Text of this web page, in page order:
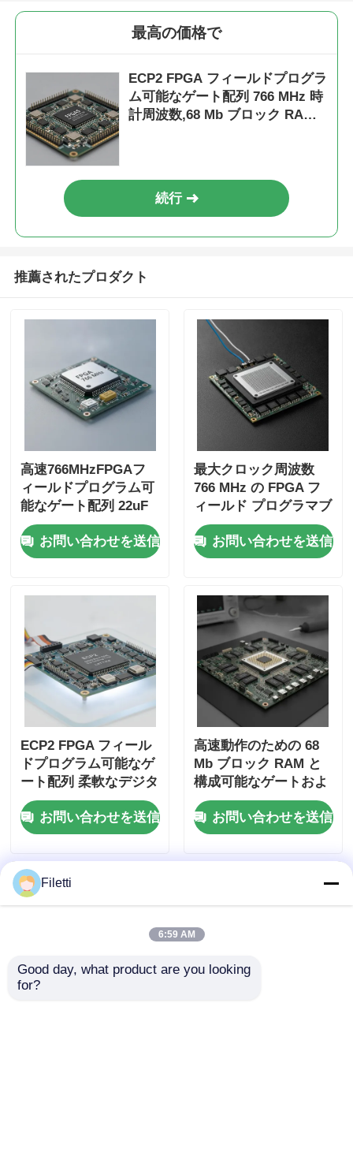
最高の価格で
ECP2 FPGA フィールドプログラ
ム可能なゲート配列 766 MHz 時
計周波数,68 Mb ブロック RAM,
続行
推薦されたプロダクト
高速766MHzFPGAフ
ィールドプログラム可
能なゲート配列 22uF
タンタル凝縮体と6マ
イクロ秒の安定時間
お問い合わせを送信
最大クロック周波数
766 MHz の FPGA フ
ィールド プログラマブ
ル ゲート アレイ、229
K ビット分散 RAM、
および 2 線式 I2C イン
お問い合わせを送信
ECP2 FPGA フィール
ドプログラム可能なゲ
ート配列 柔軟なデジタ
ルシステムのための最
大 68 Mb のブロック
RAM と 6 Us の設定時
お問い合わせを送信
高速動作のための 68
Mb ブロック RAM と
構成可能なゲートおよ
びインバータを備えた
FPGA フィールド プロ
グラマブル ゲート ア
お問い合わせを送信
Filetti
6:59 AM
Good day, what product are you looking
for?